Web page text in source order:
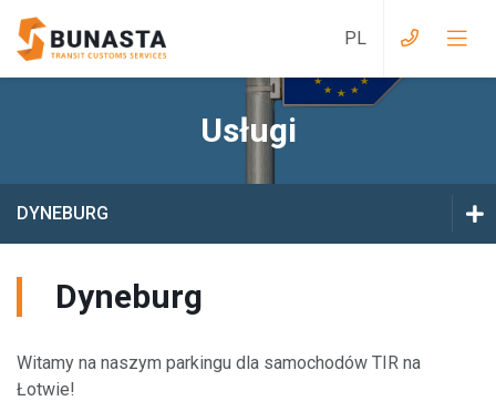
Usługi przy wjeździe do Wielkiej Brytanii
Usługi z EAEU do EU
Usługi przy wjeździe na Ukrainę
Usługi
DYNEBURG
DYNEBURG
Dyneburg
Witamy na naszym parkingu dla samochodów TIR na
Łotwie!